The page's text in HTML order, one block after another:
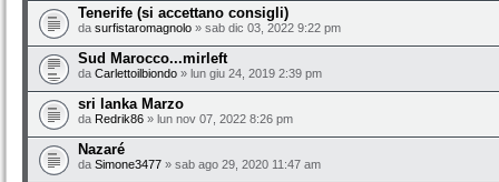
Tenerife (si accettano consigli)
da surfistaromagnolo » sab dic 03, 2022 9:22 pm
Sud Marocco...mirleft
da Carlettoilbiondo » lun giu 24, 2019 2:39 pm
sri lanka Marzo
da Redrik86 » lun nov 07, 2022 8:26 pm
Nazaré
da Simone3477 » sab ago 29, 2020 11:47 am